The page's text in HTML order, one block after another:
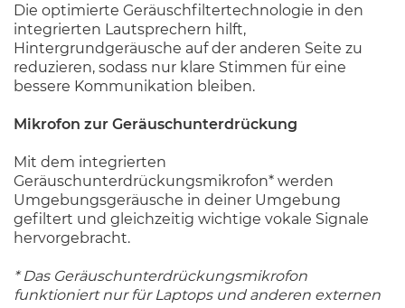
Die optimierte Geräuschfiltertechnologie in den
integrierten Lautsprechern hilft,
Hintergrundgeräusche auf der anderen Seite zu
reduzieren, sodass nur klare Stimmen für eine
bessere Kommunikation bleiben.
Mikrofon zur Geräuschunterdrückung
Mit dem integrierten
Geräuschunterdrückungsmikrofon* werden
Umgebungsgeräusche in deiner Umgebung
gefiltert und gleichzeitig wichtige vokale Signale
hervorgebracht.
* Das Geräuschunterdrückungsmikrofon
funktioniert nur für Laptops und anderen externen